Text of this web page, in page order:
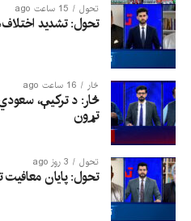
تحول 15 ساعت ago
تحول: تشدید
څار 16 ساعت ago
څار: د ترکیې،
تړون
تحول 3 روز ago
تحول: پایان معافیت